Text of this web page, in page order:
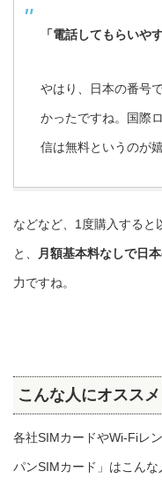
「電話してもらいや
やはり、日本の番号
かったですね。国際
信は無料というのが
などなど、1度購入すると
と、 月額基本料なしで日
力ですね。
こんな人にオススメ
各社SIMカードやWi-Fiレ
パンSIMカード」はこんな